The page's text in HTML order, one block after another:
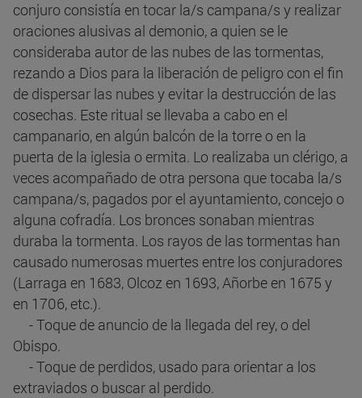
conjuro consistía en tocar la/s campana/s y realizar
oraciones alusivas al demonio, a quien se le
consideraba autor de las nubes de las tormentas,
rezando a Dios para la liberación de peligro con el fin
de dispersar las nubes y evitar la destrucción de las
cosechas. Este ritual se llevaba a cabo en el
campanario, en algún balcón de la torre o en la
puerta de la iglesia o ermita. Lo realizaba un clérigo, a
veces acompañado de otra persona que tocaba la/s
campana/s, pagados por el ayuntamiento, concejo o
alguna cofradía. Los bronces sonaban mientras
duraba la tormenta. Los rayos de las tormentas han
causado numerosas muertes entre los conjuradores
(Larraga en 1683, Olcoz en 1693, Añorbe en 1675 y
en 1706, etc.).
- Toque de anuncio de la llegada del rey, o del
Obispo.
- Toque de perdidos, usado para orientar a los
extraviados o buscar al perdido.